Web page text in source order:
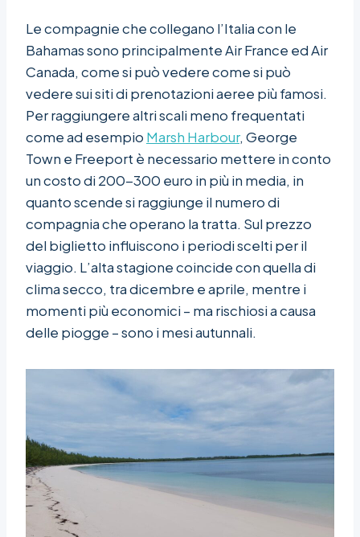
Le compagnie che collegano l’Italia con le
Bahamas sono principalmente Air France ed Air
Canada, come si può vedere come si può
vedere sui siti di prenotazioni aeree più famosi.
Per raggiungere altri scali meno frequentati
come ad esempio Marsh Harbour, George
Town e Freeport è necessario mettere in conto
un costo di 200-300 euro in più in media, in
quanto scende si raggiunge il numero di
compagnia che operano la tratta. Sul prezzo
del biglietto influiscono i periodi scelti per il
viaggio. L’alta stagione coincide con quella di
clima secco, tra dicembre e aprile, mentre i
momenti più economici – ma rischiosi a causa
delle piogge – sono i mesi autunnali.